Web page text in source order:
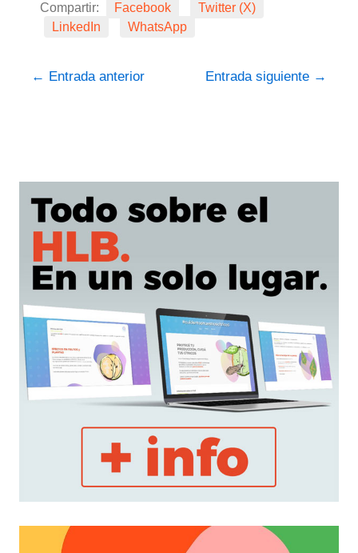
Compartir: Facebook
Twitter (X)
LinkedIn
WhatsApp
← Entrada anterior Entrada siguiente →